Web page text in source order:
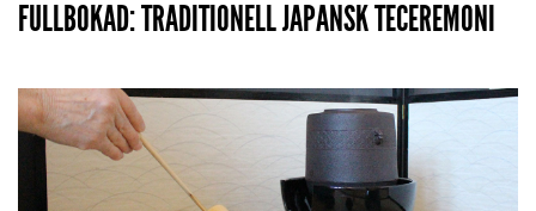
FULLBOKAD: TRADITIONELL JAPANSK TECEREMONI